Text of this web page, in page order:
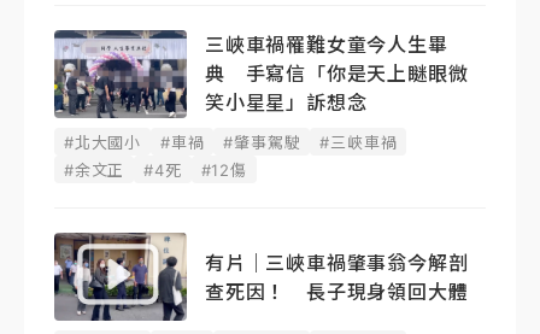
三峽車禍罹難女童今人生畢
典 手寫信「你是天上瞇眼微
笑小星星」訴想念
#北大國小 #車禍 #肇事駕駛
#三峽車禍
#余文正
#4死 #12傷
有片｜三峽車禍肇事翁今解剖
查死因！ 長子現身領回大體